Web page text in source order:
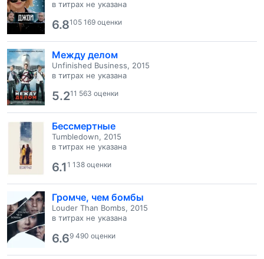
в титрах не указана
6.8105 169 оценки
Между делом
Unfinished Business, 2015
в титрах не указана
5.211 563 оценки
Бессмертные
Tumbledown, 2015
в титрах не указана
6.11 138 оценки
Громче, чем бомбы
Louder Than Bombs, 2015
в титрах не указана
6.69 490 оценки